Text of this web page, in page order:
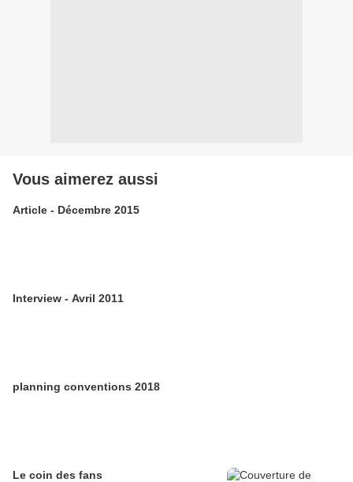
Vous aimerez aussi
Article - Décembre 2015
Interview - Avril 2011
planning conventions 2018
Le coin des fans